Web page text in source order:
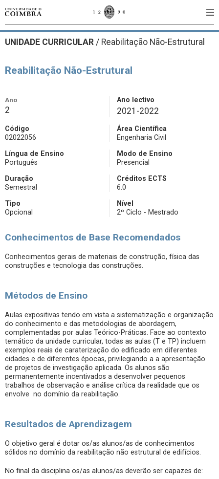
UNIDADE CURRICULAR / Reabilitação Não-Estrutural
Reabilitação Não-Estrutural
Ano
2
Ano lectivo
2021-2022
Código
02022056
Área Científica
Engenharia Civil
Língua de Ensino
Português
Modo de Ensino
Presencial
Duração
Semestral
Créditos ECTS
6.0
Tipo
Opcional
Nível
2º Ciclo - Mestrado
Conhecimentos de Base Recomendados
Conhecimentos gerais de materiais de construção, física das
construções e tecnologia das construções.
Métodos de Ensino
Aulas expositivas tendo em vista a sistematização e organização
do conhecimento e das metodologias de abordagem,
complementadas por aulas Teórico-Práticas. Face ao contexto
temático da unidade curricular, todas as aulas (T e TP) incluem
exemplos reais de caraterização do edificado em diferentes
cidades e de diferentes épocas, privilegiando a a apresentação
de projetos de investigação aplicada. Os alunos são
permanentemente incentivados a desenvolver pequenos
trabalhos de observação e análise crítica da realidade que os
envolve no domínio da reabilitação.
Resultados de Aprendizagem
O objetivo geral é dotar os/as alunos/as de conhecimentos
sólidos no domínio da reabilitação não estrutural de edifícios.
No final da disciplina os/as alunos/as deverão ser capazes de: